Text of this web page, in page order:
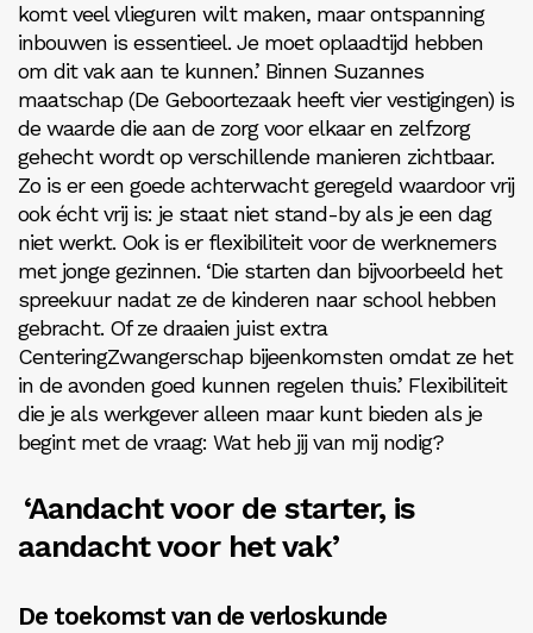
komt veel vlieguren wilt maken, maar ontspanning
inbouwen is essentieel. Je moet oplaadtijd hebben
om dit vak aan te kunnen.’ Binnen Suzannes
maatschap (De Geboortezaak heeft vier vestigingen) is
de waarde die aan de zorg voor elkaar en zelfzorg
gehecht wordt op verschillende manieren zichtbaar.
Zo is er een goede achterwacht geregeld waardoor vrij
ook écht vrij is: je staat niet stand-by als je een dag
niet werkt. Ook is er flexibiliteit voor de werknemers
met jonge gezinnen. ‘Die starten dan bijvoorbeeld het
spreekuur nadat ze de kinderen naar school hebben
gebracht. Of ze draaien juist extra
CenteringZwangerschap bijeenkomsten omdat ze het
in de avonden goed kunnen regelen thuis.’ Flexibiliteit
die je als werkgever alleen maar kunt bieden als je
begint met de vraag: Wat heb jij van mij nodig?
‘Aandacht voor de starter, is
aandacht voor het vak’
De toekomst van de verloskunde